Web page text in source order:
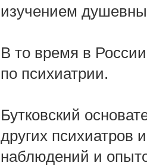
изучением
В то время в
по психиатрии.
Бутковский
других психиатров
наблюдений и